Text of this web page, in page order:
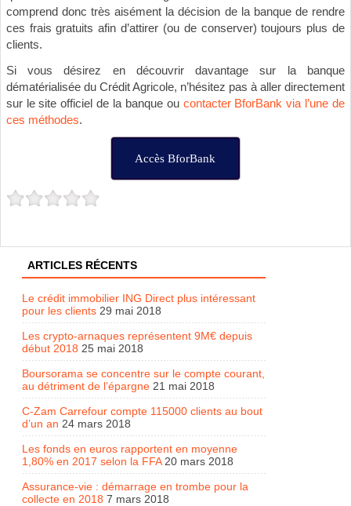
comprend donc très aisément la décision de la banque de rendre
ces frais gratuits afin d’attirer (ou de conserver) toujours plus de
clients.
Si vous désirez en découvrir davantage sur la banque
dématérialisée du Crédit Agricole, n’hésitez pas à aller directement
sur le site officiel de la banque ou contacter BforBank via l’une de
ces méthodes.
Accès BforBank
ARTICLES RÉCENTS
Le crédit immobilier ING Direct plus intéressant
pour les clients 29 mai 2018
Les crypto-arnaques représentent 9M€ depuis
début 2018 25 mai 2018
Boursorama se concentre sur le compte courant,
au détriment de l’épargne 21 mai 2018
C-Zam Carrefour compte 115000 clients au bout
d’un an 24 mars 2018
Les fonds en euros rapportent en moyenne
1,80% en 2017 selon la FFA 20 mars 2018
Assurance-vie : démarrage en trombe pour la
collecte en 2018 7 mars 2018